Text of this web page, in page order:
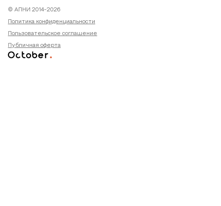
© АПНИ 2014-2026
Политика конфиденциальности
Пользовательское соглашение
Публичная оферта